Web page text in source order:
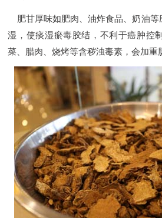
肥甘厚味如肥肉、油炸食品、奶油等
湿，使痰湿瘀毒胶结，不利于癌肿控
菜、腊肉、烧烤等含秽浊毒素，会加重